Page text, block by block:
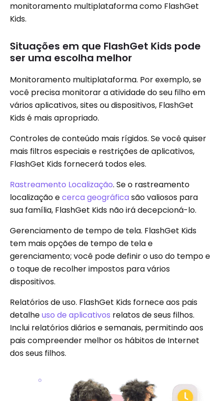
monitoramento multiplataforma como FlashGet
Kids.
Situações em que FlashGet Kids pode
ser uma escolha melhor
Monitoramento multiplataforma. Por exemplo, se
você precisa monitorar a atividade do seu filho em
vários aplicativos, sites ou dispositivos, FlashGet
Kids é mais apropriado.
Controles de conteúdo mais rígidos. Se você quiser
mais filtros especiais e restrições de aplicativos,
FlashGet Kids fornecerá todos eles.
Rastreamento Localização. Se o rastreamento
localização ecerca geográfica são valiosos para
sua família, FlashGet Kids não irá decepcioná-lo.
Gerenciamento de tempo de tela. FlashGet Kids
tem mais opções de tempo de tela e
gerenciamento; você pode definir o uso do tempo e
o toque de recolher impostos para vários
dispositivos.
Relatórios de uso. FlashGet Kids fornece aos pais
detalheuso de aplicativos relatos de seus filhos.
Inclui relatórios diários e semanais, permitindo aos
pais compreender melhor os hábitos de Internet
dos seus filhos.